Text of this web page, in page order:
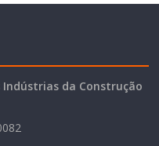
da Construção